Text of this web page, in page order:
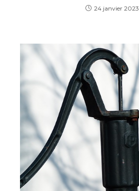
24 janvier 2023